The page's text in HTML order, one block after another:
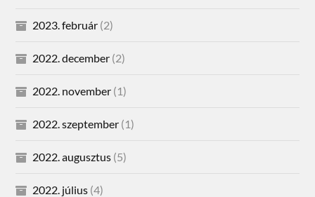
2023. február (2)
2022. december (2)
2022. november (1)
2022. szeptember (1)
2022. augusztus (5)
2022. július (4)